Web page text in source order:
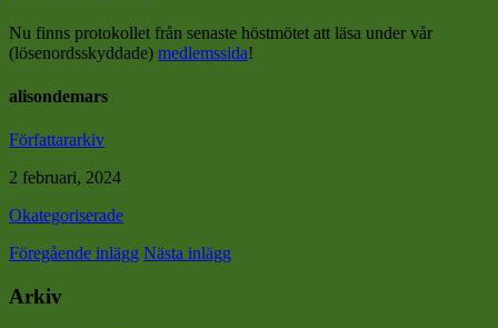
Nu finns protokollet från senaste höstmötet att läsa under vår
(lösenordsskyddade) medlemssida!
alisondemars
Författararkiv
2 februari, 2024
Okategoriserade
Föregående inlägg Nästa inlägg
Arkiv